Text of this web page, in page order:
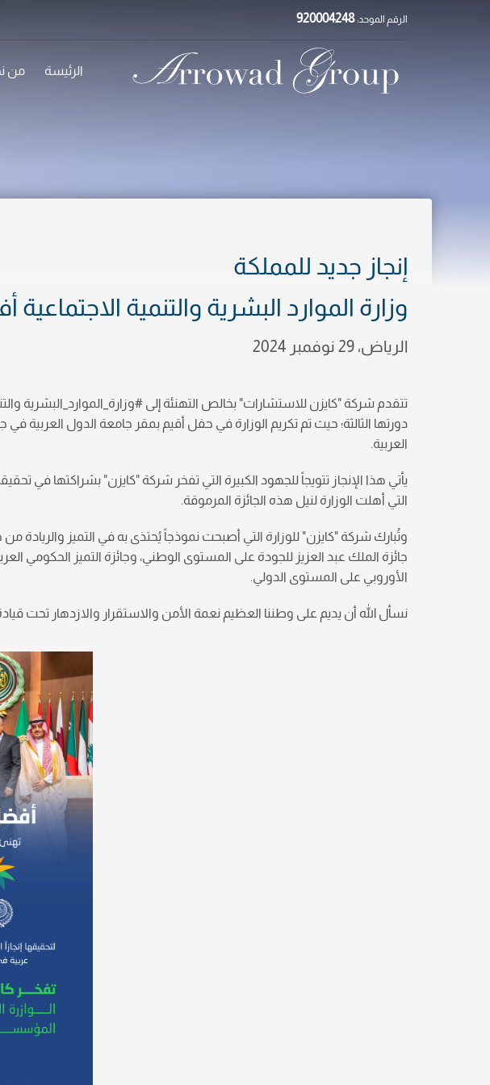
الرقم الموحد:920004248
الرئيسة من
إنجاز جديد للمملكة
وزارة الموارد البشرية والتنمية الاجتماعية
الرياض، 29 نوفمبر 2024
تتقدم شركة "كايزن للاستشارات" بخالص التهنئة إلى #وزارة_الموارد_البشرية
العربية.
يأتي هذا الإنجاز تتويجاً للجهود الكبيرة التي تفخر شركة "كايزن" بشراكتها في
التي أهلت الوزارة لنيل هذه الجائزة المرموقة.
وتُبارك شركة "كايزن" للوزارة التي أصبحت نموذجاً يُحتذى به في التميز والريادة
جائزة الملك عبد العزيز للجودة على المستوى الوطني، وجائزة التميز
الأوروبي على المستوى الدولي.
نسأل الله أن يديم على وطننا العظيم نعمة الأمن والاستقرار والازدهار تحت